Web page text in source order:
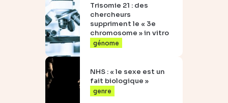
Trisomie 21 : des
chercheurs
suppriment le « 3e
chromosome » in vitro
génome
NHS : « le sexe est un
fait biologique »
genre